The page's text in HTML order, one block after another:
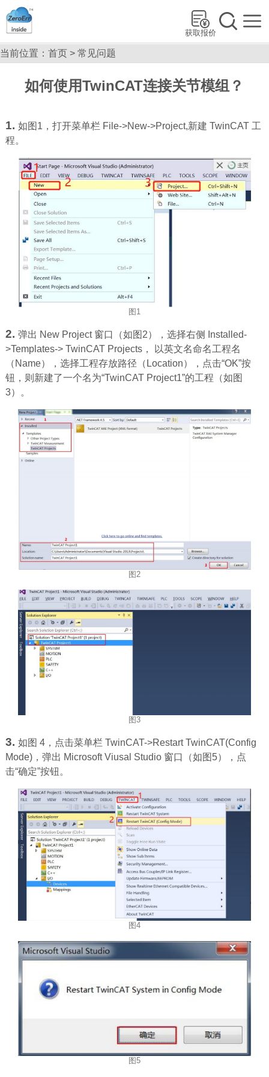
获取报价
当前位置： 首页 > 常见问题
如何使用TwinCAT连接关节模组？
1. 如图1，打开菜单栏 File->New->Project,新建 TwinCAT 工
程。
图1
2. 弹出 New Project 窗口（如图2），选择右侧 Installed-
>Templates-> TwinCAT Projects， 以英文名命名工程名
（Name），选择工程存放路径（Location），点击“OK”按
钮，则新建了一个名为“TwinCAT Project1”的工程（如图
3）。
图2
图3
3. 如图 4，点击菜单栏 TwinCAT->Restart TwinCAT(Config
Mode)，弹出 Microsoft Viusal Studio 窗口（如图5），点
击“确定”按钮。
图4
图5